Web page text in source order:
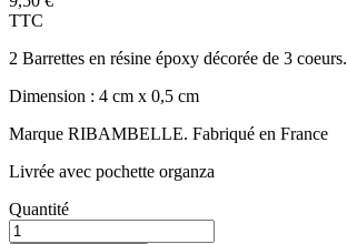
TTC
2 Barrettes en résine époxy décorée de 3 coeurs.
Dimension : 4 cm x 0,5 cm
Marque RIBAMBELLE. Fabriqué en France
Livrée avec pochette organza
Quantité